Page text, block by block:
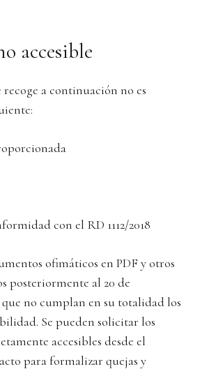
accesible
a continuación no es
con el RD 1112/2018
ofimáticos en PDF y otros
posteriormente al 20 de
que no cumplan en su totalidad los
Se pueden solicitar los
accesibles desde el
para formalizar quejas y